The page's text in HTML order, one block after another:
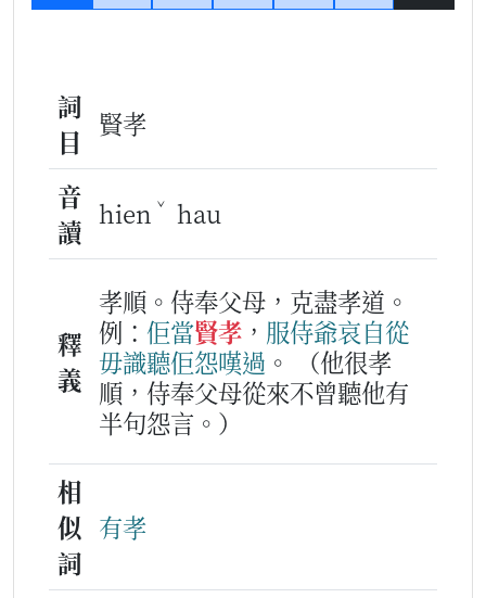
詞
目
賢孝
音
讀
hien ˇ hau
釋
義
孝順。侍奉父母，克盡孝道。
例： 佢當賢孝 ， 服侍爺哀自從
毋識聽佢怨嘆過 。
（他很孝
順，侍奉父母從來不曾聽他有
半句怨言。）
相
似
詞
有孝